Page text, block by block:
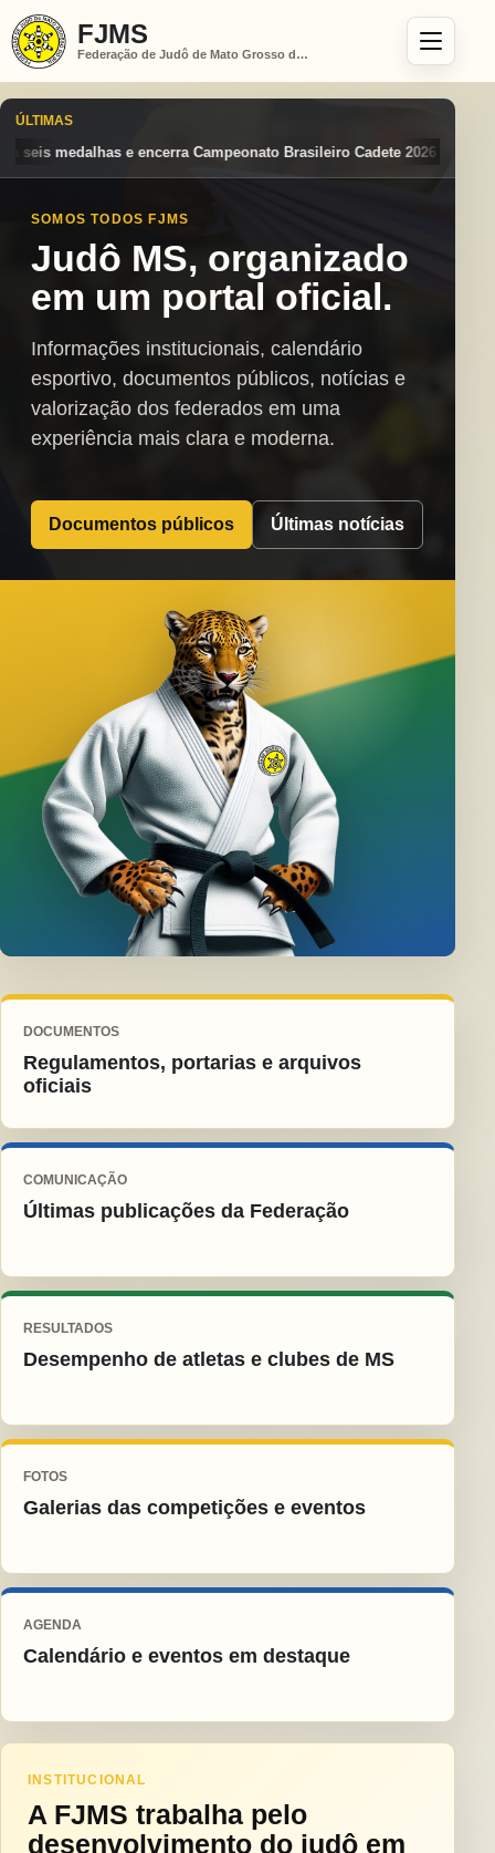
FJMS
Federação de Judô de Mato Grosso do Sul
ÚLTIMAS
Brasileiro Cadete 2026 entre os destaques nacionais Mato
SOMOS TODOS FJMS
Judô MS, organizado
em um portal oficial.
Informações institucionais, calendário
esportivo, documentos públicos, notícias e
valorização dos federados em uma
experiência mais clara e moderna.
Documentos públicos Últimas notícias
DOCUMENTOS
Regulamentos, portarias e arquivos
oficiais
COMUNICAÇÃO
Últimas publicações da Federação
RESULTADOS
Desempenho de atletas e clubes de MS
FOTOS
Galerias das competições e eventos
AGENDA
Calendário e eventos em destaque
INSTITUCIONAL
A FJMS trabalha pelo
desenvolvimento do judô em